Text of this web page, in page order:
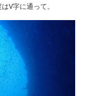
V字に通って。